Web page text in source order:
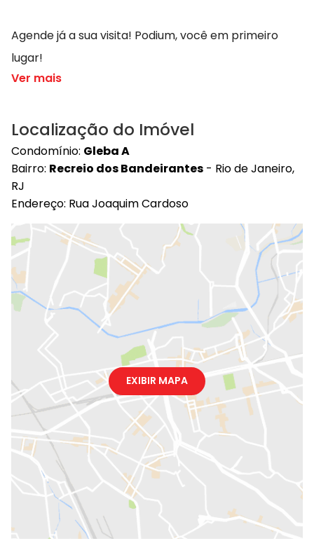
Agende já a sua visita! Podium, você em primeiro
lugar!
Ver mais
Localização do Imóvel
Condomínio: Gleba A
Bairro: Recreio dos Bandeirantes - Rio de Janeiro,
RJ
Endereço: Rua Joaquim Cardoso
EXIBIR MAPA